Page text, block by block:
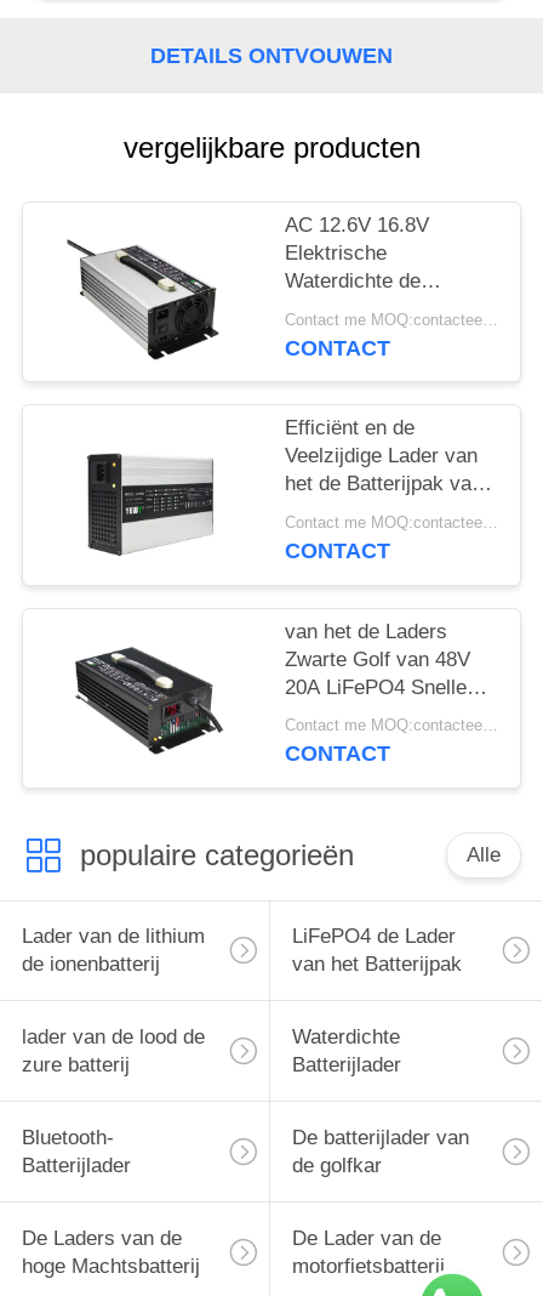
POLICY
DETAILS ONTVOUWEN
vergelijkbare producten
AC 12.6V 16.8V
Elektrische
Waterdichte de
Autolader van
Lithiumion battery
Contact me MOQ:contacteer me
CONTACT
Efficiënt en de
Veelzijdige Lader van
het de Batterijpak van
25A 24V LiFePO4
Contact me MOQ:contacteer me
CONTACT
van het de Laders
Zwarte Golf van 48V
20A LiFePO4 Snelle
van de de Karbatterij
de Ladersodm
Contact me MOQ:contacteer me
CONTACT
populaire categorieën Alle
Lader van de lithium
de ionenbatterij
LiFePO4 de Lader
van het Batterijpak
lader van de lood de
zure batterij
Waterdichte
Batterijlader
Bluetooth-
Batterijlader
De batterijlader van
de golfkar
De Laders van de
hoge Machtsbatterij
De Lader van de
motorfietsbatterij